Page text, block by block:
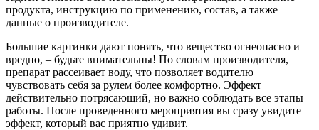
продукта, инструкцию по применению, состав, а также
данные о производителе.
Большие картинки дают понять, что вещество огнеопасно и
вредно, – будьте внимательны! По словам производителя,
препарат рассеивает воду, что позволяет водителю
чувствовать себя за рулем более комфортно. Эффект
действительно потрясающий, но важно соблюдать все этапы
работы. После проведенного мероприятия вы сразу увидите
эффект, который вас приятно удивит.